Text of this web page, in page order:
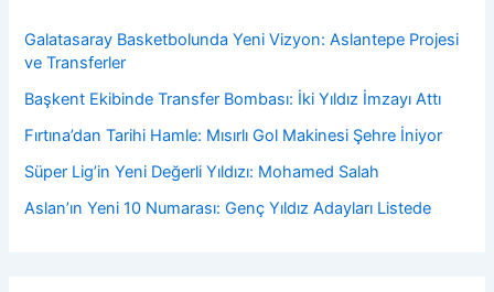
Galatasaray Basketbolunda Yeni Vizyon: Aslantepe Projesi
ve Transferler
Başkent Ekibinde Transfer Bombası: İki Yıldız İmzayı Attı
Fırtına’dan Tarihi Hamle: Mısırlı Gol Makinesi Şehre İniyor
Süper Lig’in Yeni Değerli Yıldızı: Mohamed Salah
Aslan’ın Yeni 10 Numarası: Genç Yıldız Adayları Listede